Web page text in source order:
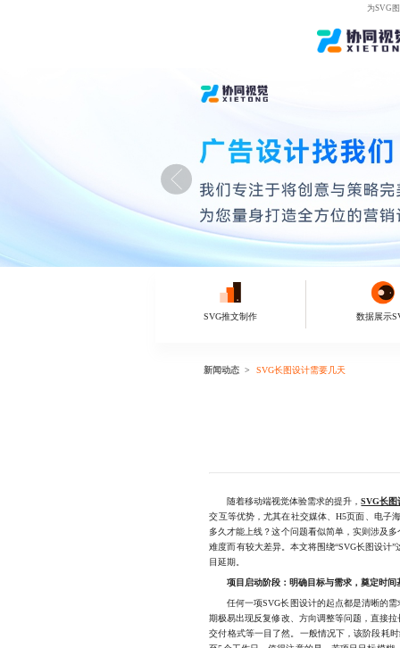
为SVG
SVG推文制作 数据展示
新闻动态 SVG长图设计需要几天
随着移动端视觉体验需求的提升，SVG长图
交互等优势，尤其在社交媒体、H5页面、电子
多久才能上线？这个问题看似简单，实则涉及
难度而有较大差异。本文将围绕“SVG长图设计
目延期。
项目启动阶段：明确目标与需求，奠定时间
任何一项SVG长图设计的起点都是清晰的需
期极易出现反复修改、方向调整等问题，直接
交付格式等一目了然。一般情况下，该阶段耗